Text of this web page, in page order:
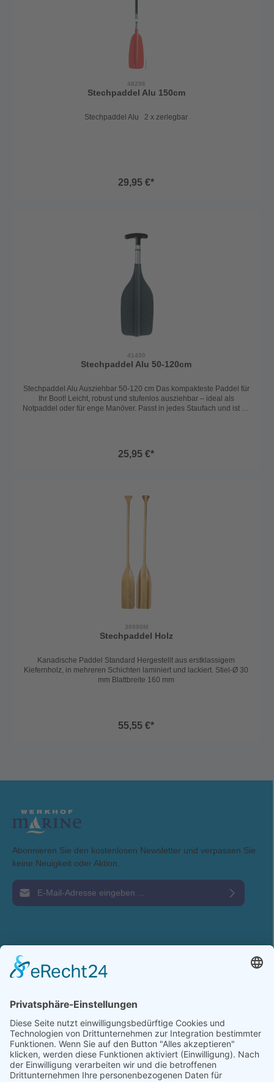
48296
Stechpaddel Alu 150cm
Stechpaddel Alu 2 x zerlegbar
29,95 €*
41450
Stechpaddel Alu 50-120cm
Stechpaddel Alu Ausziehbar 50-120 cm Das kompakteste Paddel für
Ihr Boot! Leicht, robust und stufenlos ausziehbar – ideal als
Notpaddel oder für enge Manöver. Passt in jedes Staufach und ist im
25,95 €*
30990M
Stechpaddel Holz
Kanadische Paddel Standard Hergestellt aus erstklassigem
Kiefernholz, in mehreren Schichten laminiert und lackiert. Stiel-Ø 30
mm Blattbreite 160 mm
55,55 €*
Abonnieren Sie den kostenlosen Newsletter und verpassen Sie
keine Neuigkeit oder Aktion.
E-Mail-Adresse*
Information